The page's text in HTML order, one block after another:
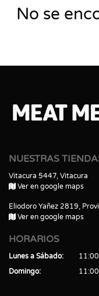
No se
NUESTRAS
Vitacura 5447, Vitacura
Ver en google maps
Eliodoro Yañez 2819,
Ver en google maps
HORARIOS
Lunes a Sábado
Domingo